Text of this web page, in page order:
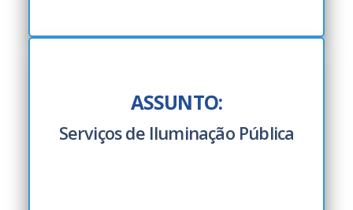
ASSUNTO:
Serviços de Iluminação Pública